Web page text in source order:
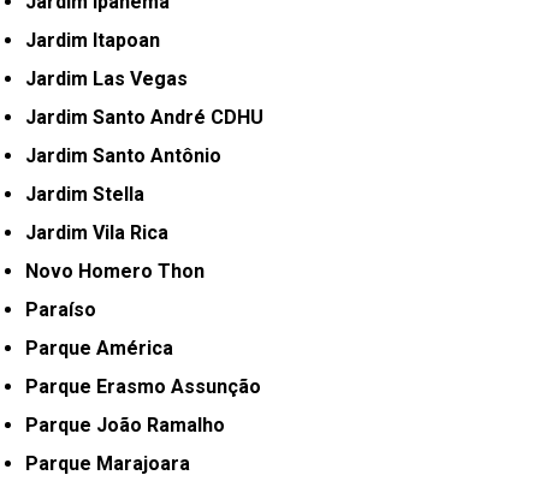
Jardim Itapoan
Jardim Las Vegas
Jardim Santo André CDHU
Jardim Santo Antônio
Jardim Stella
Jardim Vila Rica
Novo Homero Thon
Paraíso
Parque América
Parque Erasmo Assunção
Parque João Ramalho
Parque Marajoara